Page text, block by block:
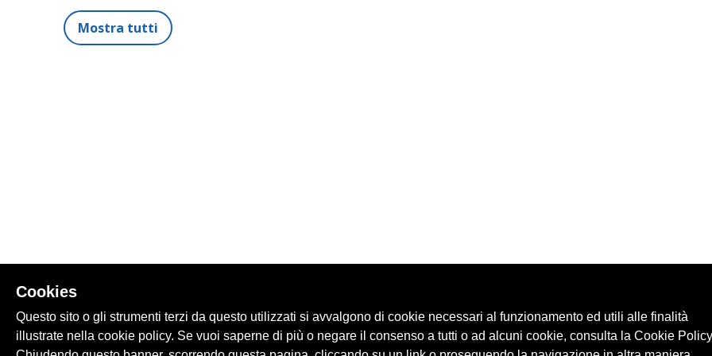
Mostra tutti
Cookies
Questo sito o gli strumenti terzi da questo utilizzati si avvalgono di cookie necessari al funzionamento ed utili alle finalità
illustrate nella cookie policy. Se vuoi saperne di più o negare il consenso a tutti o ad alcuni cookie, consulta la Cookie